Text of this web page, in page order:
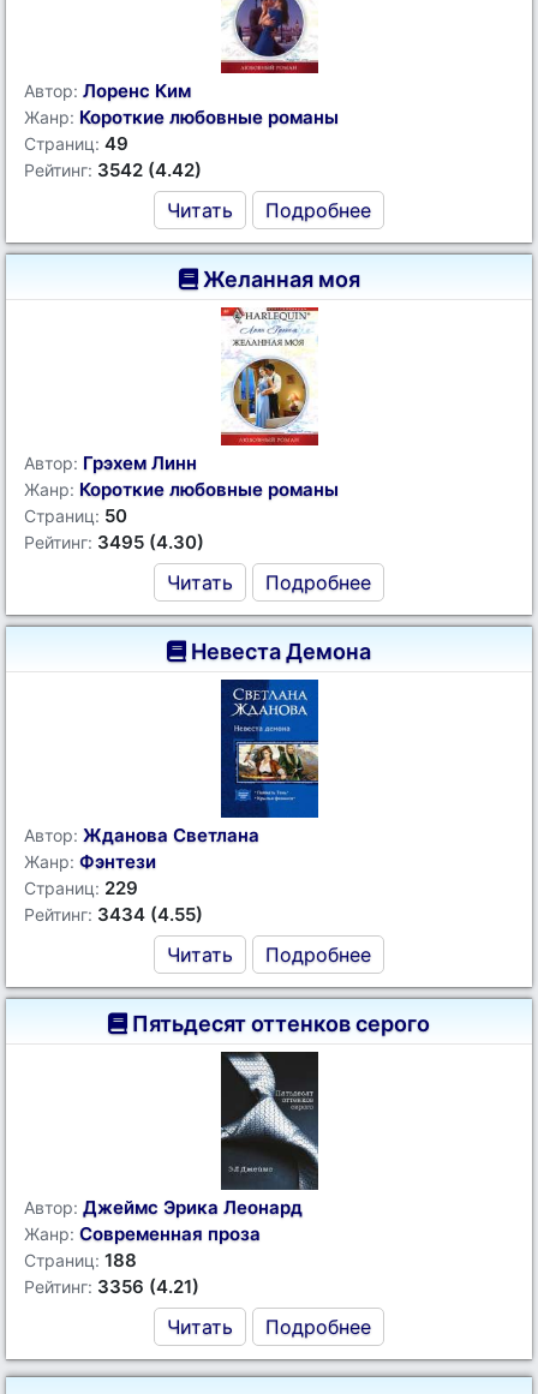
Автор: Лоренс Ким
Жанр: Короткие любовные романы
Страниц: 49
Рейтинг: 3542 (4.42)
Читать Подробнее
Желанная моя
Автор: Грэхем Линн
Жанр: Короткие любовные романы
Страниц: 50
Рейтинг: 3495 (4.30)
Читать Подробнее
Невеста Демона
Автор: Жданова Светлана
Жанр: Фэнтези
Страниц: 229
Рейтинг: 3434 (4.55)
Читать Подробнее
Пятьдесят оттенков серого
Автор: Джеймс Эрика Леонард
Жанр: Современная проза
Страниц: 188
Рейтинг: 3356 (4.21)
Читать Подробнее